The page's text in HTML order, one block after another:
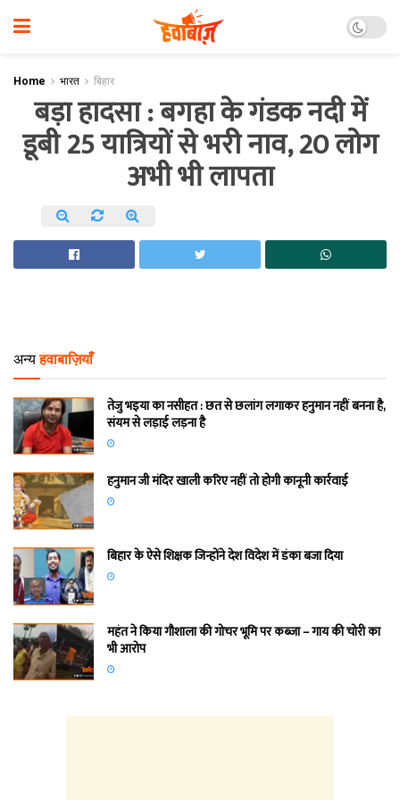
Home भारत बिहार
बड़ा हादसा : बगहा के गंडक नदी में
डूबी 25 यात्रियों से भरी नाव, 20 लोग
अभी भी लापता
अन्य हवाबाज़ियाँ
तेजु भइया का नसीहत : छत से छलांग लगाकर हनुमान नहीं बनना है,
संयम से लड़ाई लड़ना है
हनुमान जी मंदिर खाली करिए नहीं तो होगी कानूनी कार्रवाई
बिहार के ऐसे शिक्षक जिन्होंने देश विदेश में डंका बजा दिया
महंत ने किया गौशाला की गोचर भूमि पर कब्जा – गाय की चोरी का
भी आरोप